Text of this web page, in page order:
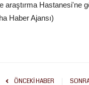
araştırma Hastanesi'ne
Haber Ajansı)
ÖNCEKI HABER